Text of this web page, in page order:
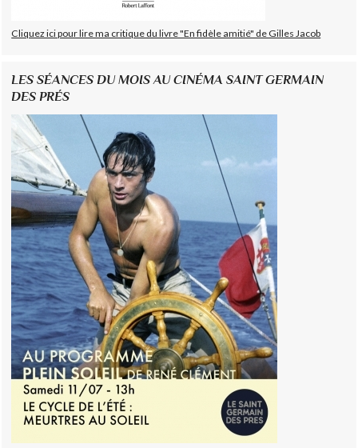
Cliquez ici pour lire ma critique du livre "En fidèle amitié" de Gilles Jacob
LES SÉANCES DU MOIS AU CINÉMA SAINT GERMAIN
DES PRÉS